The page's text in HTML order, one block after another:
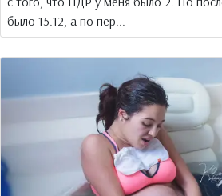
было 15.12, а по пер...